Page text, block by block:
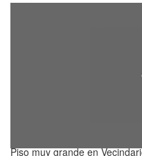
Piso muy grande en